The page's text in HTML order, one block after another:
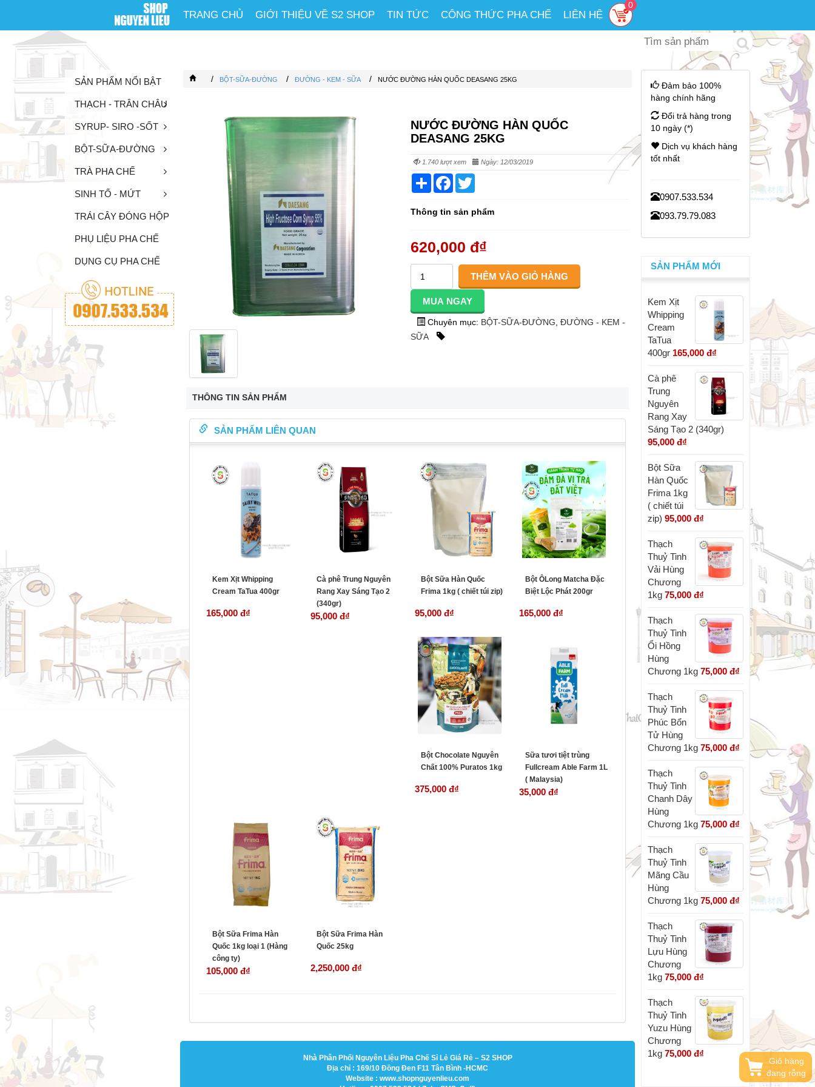
TRANG CHỦ GIỚI THIỆU VỀ S2 SHOP TIN TỨC CÔNG THỨC PHA CHẾ LIÊN HỆ
0
SẢN PHẨM NỔI BẬT
THẠCH - TRÂN CHÂU
SYRUP- SIRO -SỐT
BỘT-SỮA-ĐƯỜNG
TRÀ PHA CHẾ
SINH TỐ - MỨT
TRÁI CÂY ĐÓNG HỘP
PHỤ LIỆU PHA CHẾ
DỤNG CỤ PHA CHẾ
/ BỘT-SỮA-ĐƯỜNG / ĐƯỜNG - KEM - SỮA / NƯỚC ĐƯỜNG HÀN QUỐC DEASANG 25KG
NƯỚC ĐƯỜNG HÀN QUỐC
DEASANG 25KG
1.740 lượt xem Ngày: 12/03/2019
Share Facebook
Thông tin sản phẩm
620,000 đ₫
Chuyên mục: BỘT-SỮA-ĐƯỜNG ĐƯỜNG - KEM -
SỮA
THÔNG TIN SẢN PHẨM
SẢN PHẨM LIÊN QUAN
Kem Xịt Whipping
Cream TaTua 400gr
165,000 đ₫
Cà phê Trung Nguyên
Rang Xay Sáng Tạo 2
(340gr)
95,000 đ₫
Bột Sữa Hàn Quốc
Frima 1kg ( chiết túi zip)
95,000 đ₫
Bột ÔLong Matcha Đặc
Biệt Lộc Phát 200gr
165,000 đ₫
Bột Chocolate Nguyên
Chất 100% Puratos 1kg
375,000 đ₫
Sữa tươi tiệt trùng
Fullcream Able Farm 1L
( Malaysia)
35,000 đ₫
Bột Sữa Frima Hàn
Quốc 1kg loại 1 (Hàng
công ty)
105,000 đ₫
Bột Sữa Frima Hàn
Quốc 25kg
2,250,000 đ₫
Nhà Phân Phối Nguyên Liệu Pha Chế Sỉ Lẻ Giá Rẻ – S2 SHOP
Địa chỉ : 169/10 Đồng Đen F11 Tân Bình -HCMC
Website : www.shopnguyenlieu.com
Đảm bảo 100%
hàng chính hãng
Đổi trả hàng trong
10 ngày (*)
Dịch vụ khách hàng
tốt nhất
0907.533.534
093.79.79.083
SẢN PHẨM MỚI
Kem Xịt
Whipping
Cream
TaTua
400gr 165,000 đ₫
Cà phê
Trung
Nguyên
Rang Xay
Sáng Tạo 2 (340gr)
95,000 đ₫
Bột Sữa
Hàn Quốc
Frima 1kg
( chiết túi
zip) 95,000 đ₫
Thạch
Thuỷ Tinh
Vải Hùng
Chương
1kg 75,000 đ₫
Thạch
Thuỷ Tinh
Ổi Hồng
Hùng
Chương 1kg 75,000 đ₫
Thạch
Thuỷ Tinh
Phúc Bổn
Tử Hùng
Chương 1kg 75,000 đ₫
Thạch
Thuỷ Tinh
Chanh Dây
Hùng
Chương 1kg 75,000 đ₫
Thạch
Thuỷ Tinh
Mãng Cầu
Hùng
Chương 1kg 75,000 đ₫
Thạch
Thuỷ Tinh
Lựu Hùng
Chương
1kg 75,000 đ₫
Thạch
Thuỷ Tinh
Yuzu Hùng
Chương
1kg 75,000 đ₫
Giỏ hàng
đang rỗng